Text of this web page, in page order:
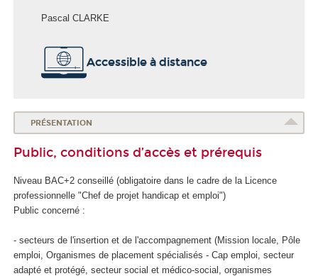
Pascal CLARKE
É
o
d
e
l
S
a
n
é
Accessible à distance
PRÉSENTATION
Public, conditions d’accès et prérequis
Niveau BAC+2 conseillé (obligatoire dans le cadre de la Licence
professionnelle "Chef de projet handicap et emploi")
Public concerné :
- secteurs de l'insertion et de l'accompagnement (Mission locale, Pôle
emploi, Organismes de placement spécialisés - Cap emploi, secteur
adapté et protégé, secteur social et médico-social, organismes